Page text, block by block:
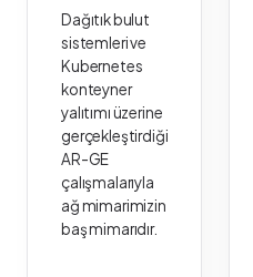
Dağıtık bulut
sistemleri ve
Kubernetes
konteyner
yalıtımı üzerine
gerçekleştirdiği
AR-GE
çalışmalarıyla
ağ mimarimizin
baş mimarıdır.